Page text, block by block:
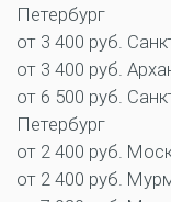
Петербург
от 3 400 руб.
от 3 400 руб.
от 6 500 руб.
Петербург
от 2 400 руб.
от 2 400 руб.